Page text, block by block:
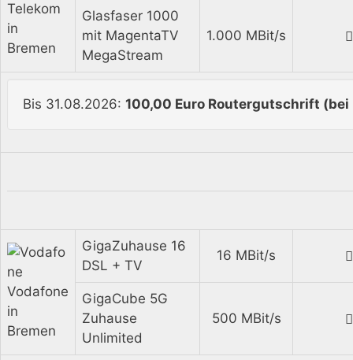
Telekom
in
Bremen
Glasfaser 1000
mit MagentaTV
MegaStream
1.000 MBit/s
Bis 31.08.2026: 100,00 Euro Routergutschrift (bei
Vodafone
in
Bremen
GigaZuhause 16
DSL + TV
16 MBit/s
GigaCube 5G
Zuhause
Unlimited
500 MBit/s